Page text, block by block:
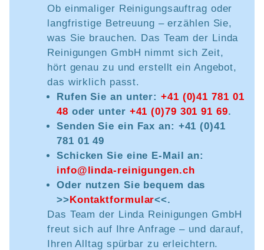
Ob einmaliger Reinigungsauftrag oder
langfristige Betreuung – erzählen Sie,
was Sie brauchen. Das Team der Linda
Reinigungen GmbH nimmt sich Zeit,
hört genau zu und erstellt ein Angebot,
das wirklich passt.
Rufen Sie an unter: +41 (0)41 781 01
48 oder unter +41 (0)79 301 91 69.
Senden Sie ein Fax an: +41 (0)41
781 01 49
Schicken Sie eine E-Mail an:
info@linda-reinigungen.ch
Oder nutzen Sie bequem das
>>Kontaktformular<<.
Das Team der Linda Reinigungen GmbH
freut sich auf Ihre Anfrage – und darauf,
Ihren Alltag spürbar zu erleichtern.